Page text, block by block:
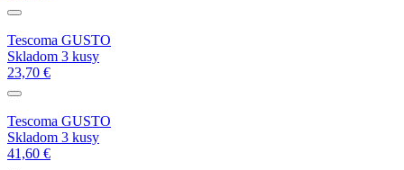
Tescoma GUSTO
Skladom 3 kusy
23,70 €
Tescoma GUSTO
Skladom 3 kusy
41,60 €